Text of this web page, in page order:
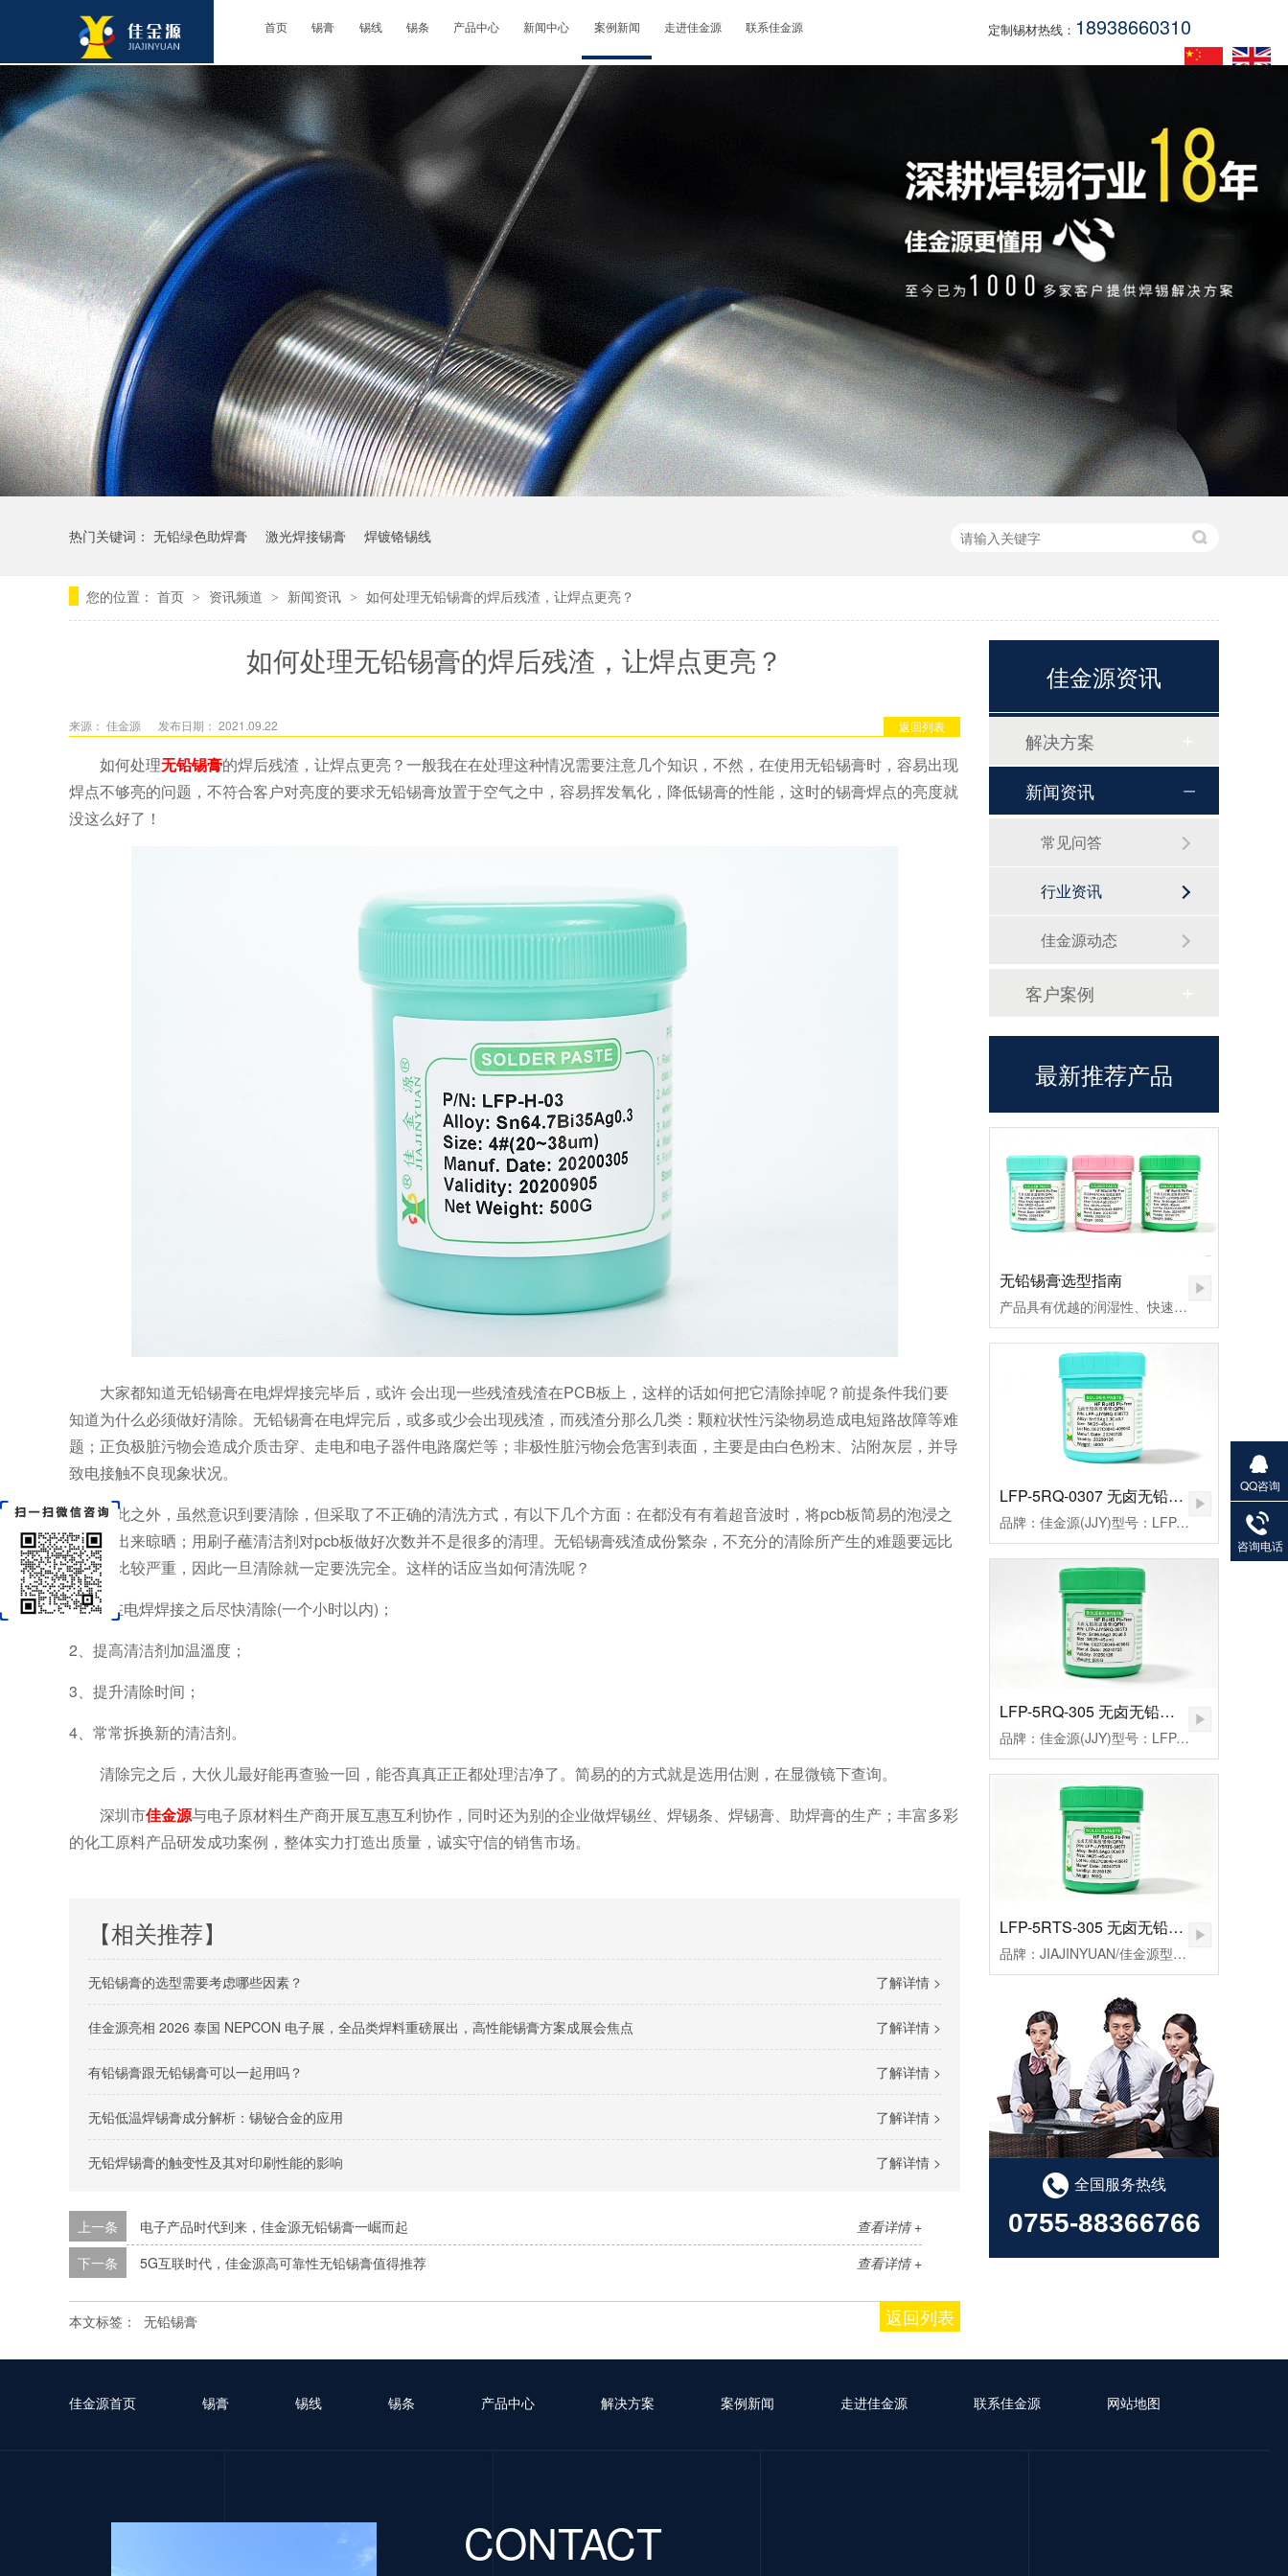
首页 锡膏 锡线 锡条 产品中心 新闻中心 案例新闻 走进佳金源 联系佳金源 定制锡材热线： 18938660310
热门关键词： 无铅绿色助焊膏 激光焊接锡膏 焊镀铬锡线
您的位置： 首页 > 资讯频道 > 新闻资讯 > 如何处理无铅锡膏的焊后残渣，让焊点更亮？
如何处理无铅锡膏的焊后残渣，让焊点更亮？
返回列表
来源： 佳金源 发布日期： 2021.09.22
如何处理无铅锡膏的焊后残渣，让焊点更亮？一般我在在处理这种情况需要注意几个知识，不然，在使用无铅锡膏时，容易出现
焊点不够亮的问题，不符合客户对亮度的要求无铅锡膏放置于空气之中，容易挥发氧化，降低锡膏的性能，这时的锡膏焊点的亮度就
没这么好了！
大家都知道无铅锡膏在电焊焊接完毕后，或许 会出现一些残渣残渣在PCB板上，这样的话如何把它清除掉呢？前提条件我们要
知道为什么必须做好清除。无铅锡膏在电焊完后，或多或少会出现残渣，而残渣分那么几类：颗粒状性污染物易造成电短路故障等难
题；正负极脏污物会造成介质击穿、走电和电子器件电路腐烂等；非极性脏污物会危害到表面，主要是由白色粉末、沾附灰层，并导
致电接触不良现象状况。
除此之外，虽然意识到要清除，但采取了不正确的清洗方式，有以下几个方面：在都没有有着超音波时，将pcb板简易的泡浸之
后即拿出来晾晒；用刷子蘸清洁剂对pcb板做好次数并不是很多的清理。无铅锡膏残渣成份繁杂，不充分的清除所产生的难题要远比
不清除比较严重，因此一旦清除就一定要洗完全。这样的话应当如何清洗呢？
1、应在电焊焊接之后尽快清除(一个小时以内)；
2、提高清洁剂加温溫度；
3、提升清除时间；
4、常常拆换新的清洁剂。
清除完之后，大伙儿最好能再查验一回，能否真真正正都处理洁净了。简易的的方式就是选用估测，在显微镜下查询。
深圳市佳金源与电子原材料生产商开展互惠互利协作，同时还为别的企业做焊锡丝、焊锡条、焊锡膏、助焊膏的生产；丰富多彩
的化工原料产品研发成功案例，整体实力打造出质量，诚实守信的销售市场。
【相关推荐】
了解详情 >
无铅锡膏的选型需要考虑哪些因素？
了解详情 >
佳金源亮相 2026 泰国 NEPCON 电子展，全品类焊料重磅展出，高性能锡膏方案成展会焦点
了解详情 >
有铅锡膏跟无铅锡膏可以一起用吗？
了解详情 >
无铅低温焊锡膏成分解析：锡铋合金的应用
了解详情 >
无铅焊锡膏的触变性及其对印刷性能的影响
查看详情 +
上一条
电子产品时代到来，佳金源无铅锡膏一崛而起
查看详情 +
下一条 5G互联时代，佳金源高可靠性无铅锡膏值得推荐
返回列表
本文标签： 无铅锡膏
佳金源资讯
解决方案
新闻资讯
常见问答
行业资讯
佳金源动态
客户案例
最新推荐产品
无铅锡膏选型指南
产品具有优越的润湿性、快速点焊、拖焊、低残留和免清洗等特点，符合国际环保ROHS、REACH、PAHs、Phthalates等标准的限制，还从而帮您实现环保发展无忧无虑。
LFP-5RQ-0307 无卤无铅高温锡膏
品牌：佳金源(JJY)型号：LFP-JJY5RQ-0307T3合金成分：Sn99Ag0.3Cu0.7颗粒度：3#(25-45um）粘度：190±20Pa.S活性：高活性熔点：221-227℃峰值温度：235-255（℃）规格：500克/瓶
LFP-5RQ-305 无卤无铅高温锡膏
品牌：佳金源(JJY)型号：LFP-JJY5RQ-305T3合金成分：Sn96.5Ag3.0Cu0.5颗粒度：3#(25-45um）粘度：190±20Pa.S活性：高活性熔点：217℃峰值温度：235-255（℃）规格：500克/瓶
LFP-5RTS-305 无卤无铅高温锡膏
品牌：JIAJINYUAN/佳金源型号：LFP-JJY5RTS-305T3合金成分：Sn96.5Ag3.0Cu0.5颗粒度：3#(25-45um）粘度：185±20Pa.S活性：较高活性熔点：217℃峰值温度：235-255℃规格：500克/瓶
全国服务热线
0755-88366766
佳金源首页 锡膏 锡线 锡条 产品中心 解决方案 案例新闻 走进佳金源 联系佳金源 网站地图
CONTACT
QQ咨询
27901383
82
咨询电话